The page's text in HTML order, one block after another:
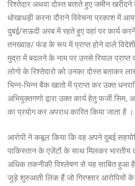
रिश्तेदार अथवा दोस्त बताते हुए जमीन
धोखाधड़ी करना दौराने विवेचना प्रकाश में
दुबई/सऊदी अरब में रहते हुए वहां पर कार्य
तनख्वाह/ फंड के रूप में प्राप्त होने वाले विदेशी
मुद्रा में बदलने के नाम पर उनसे रियाल प्राप्त
लोगो के रिश्तेदारो को उनका दोस्त बताकर
भिन्न-भिन्न बैक खातो में प्राप्त कर उक्त
अभियुक्तगणो द्वारा उक्त कार्य हेतु फर्जी सिम,
का प्रयोग कर अपराध कारित किया जाता है ।
आरोपी ने कबूल किया कि वह अपने दुबई
पाकिस्तान के एजेंटों के साथ मिलकर भारतीय
अधिक तकनीकी विश्लेषण से यह साबित हुआ
जुड़े शुरुआती लिंक हैं जो गिरफ्तार आरोपियों